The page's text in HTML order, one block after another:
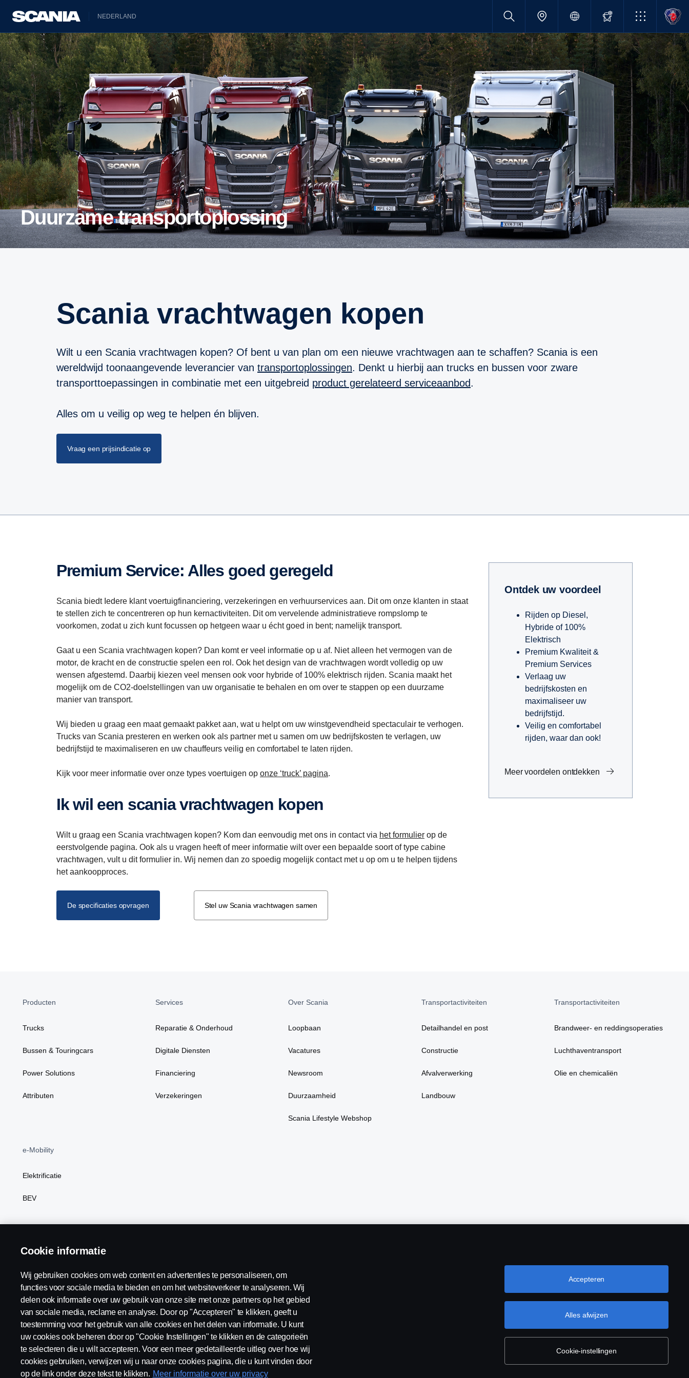
NEDERLAND
Duurzame transportoplossing
Scania vrachtwagen kopen
Wilt u een Scania vrachtwagen kopen? Of bent u van plan om een nieuwe vrachtwagen aan te schaffen? Scania is een
wereldwijd toonaangevende leverancier van transportoplossingen. Denkt u hierbij aan trucks en bussen voor zware
transporttoepassingen in combinatie met een uitgebreid product gerelateerd serviceaanbod.
Alles om u veilig op weg te helpen én blijven.
Vraag een prijsindicatie op
Premium Service: Alles goed geregeld
Scania biedt Iedere klant voertuigfinanciering, verzekeringen en verhuurservices aan. Dit om onze klanten in staat
te stellen zich te concentreren op hun kernactiviteiten. Dit om vervelende administratieve rompslomp te
voorkomen, zodat u zich kunt focussen op hetgeen waar u écht goed in bent; namelijk transport.
Gaat u een Scania vrachtwagen kopen? Dan komt er veel informatie op u af. Niet alleen het vermogen van de
motor, de kracht en de constructie spelen een rol. Ook het design van de vrachtwagen wordt volledig op uw
wensen afgestemd. Daarbij kiezen veel mensen ook voor hybride of 100% elektrisch rijden. Scania maakt het
mogelijk om de CO2-doelstellingen van uw organisatie te behalen en om over te stappen op een duurzame
manier van transport.
Wij bieden u graag een maat gemaakt pakket aan, wat u helpt om uw winstgevendheid spectaculair te verhogen.
Trucks van Scania presteren en werken ook als partner met u samen om uw bedrijfskosten te verlagen, uw
bedrijfstijd te maximaliseren en uw chauffeurs veilig en comfortabel te laten rijden.
Kijk voor meer informatie over onze types voertuigen op onze ‘truck’ pagina.
Ik wil een scania vrachtwagen kopen
Wilt u graag een Scania vrachtwagen kopen? Kom dan eenvoudig met ons in contact via het formulier op de
eerstvolgende pagina. Ook als u vragen heeft of meer informatie wilt over een bepaalde soort of type cabine
vrachtwagen, vult u dit formulier in. Wij nemen dan zo spoedig mogelijk contact met u op om u te helpen tijdens
het aankoopproces.
De specificaties opvragen Stel uw Scania vrachtwagen samen
Ontdek uw voordeel
Rijden op Diesel,
Hybride of 100%
Elektrisch
Premium Kwaliteit &
Premium Services
Verlaag uw
bedrijfskosten en
maximaliseer uw
bedrijfstijd.
Veilig en comfortabel
rijden, waar dan ook!
Meer voordelen ontdekken
Producten
Trucks
Bussen & Touringcars
Power Solutions
Attributen
Services
Reparatie & Onderhoud
Digitale Diensten
Financiering
Verzekeringen
Over Scania
Loopbaan
Vacatures
Newsroom
Duurzaamheid
Scania Lifestyle Webshop
Transportactiviteiten
Detailhandel en post
Constructie
Afvalverwerking
Landbouw
Transportactiviteiten
Brandweer- en reddingsoperaties
Luchthaventransport
Olie en chemicaliën
e-Mobility
Elektrificatie
BEV
Scania Nederland: Nederland
Juridische bepalingen Privacy verklaring Contact
© Copyright Scania 2026 Alle Rechten Voorbehouden. Scania Nederland B.V. Postbus 9598 4801 LN, Spinveld 57, 4815 HV Breda / T +31 (0)76-5254 000 KvK-
nummer: 27136821
Cookie informatie
Wij gebruiken cookies om web content en advertenties te personaliseren, om
functies voor sociale media te bieden en om het websiteverkeer te analyseren. Wij
delen ook informatie over uw gebruik van onze site met onze partners op het gebied
van sociale media, reclame en analyse. Door op "Accepteren" te klikken, geeft u
toestemming voor het gebruik van alle cookies en het delen van informatie. U kunt
uw cookies ook beheren door op "Cookie Instellingen" te klikken en de categorieën
te selecteren die u wilt accepteren. Voor een meer gedetailleerde uitleg over hoe wij
cookies gebruiken, verwijzen wij u naar onze cookies pagina, die u kunt vinden door
op de link onder deze tekst te klikken. Meer informatie over uw privacy
Cookie-instellingen
Alles afwijzen
Accepteren